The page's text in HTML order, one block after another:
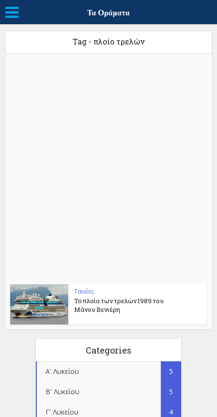
Tag - πλοίο τρελών
Ταινίες
Το πλοίο των τρελών 1989 του
Μάνου Βενιέρη
Categories
Α' Λυκείου 5
Β' Λυκείου 5
Γ' Λυκείου 4